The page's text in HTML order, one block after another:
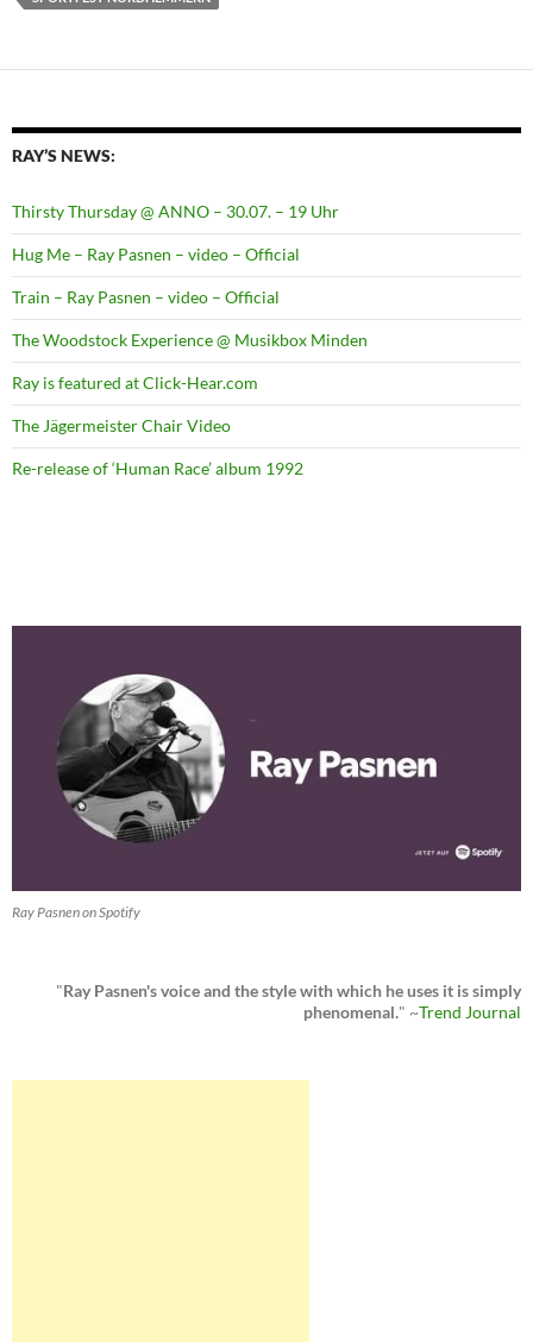
RAY’S NEWS:
Thirsty Thursday @ ANNO – 30.07. – 19 Uhr
Hug Me – Ray Pasnen – video – Official
Train – Ray Pasnen – video – Official
The Woodstock Experience @ Musikbox Minden
Ray is featured at Click-Hear.com
The Jägermeister Chair Video
Re-release of ‘Human Race’ album 1992
Ray Pasnen on Spotify
"Ray Pasnen's voice and the style with which he uses it is simply
phenomenal." ~Trend Journal